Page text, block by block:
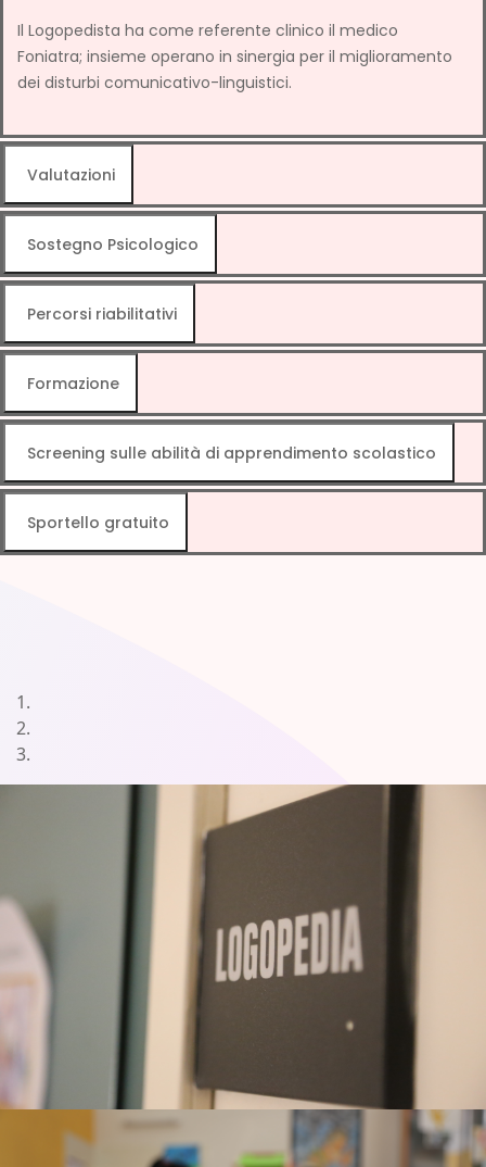
Il Logopedista ha come referente clinico il medico
Foniatra; insieme operano in sinergia per il miglioramento
dei disturbi comunicativo-linguistici.
Valutazioni
Sostegno Psicologico
Percorsi riabilitativi
Formazione
Screening sulle abilità di apprendimento scolastico
Sportello gratuito